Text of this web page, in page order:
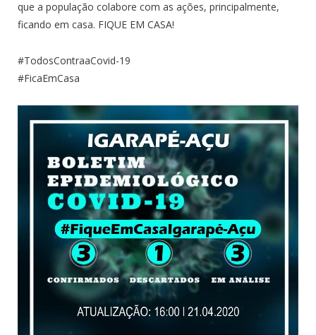
que a população colabore com as ações, principalmente,
ficando em casa. FIQUE EM CASA!
#TodosContraaCovid-19
#FicaEmCasa